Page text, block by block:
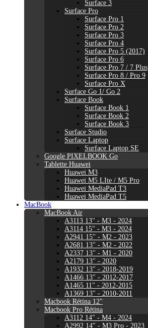
Surface 3
Surface Pro
Surface Pro 1
Surface Pro 2
Surface Pro 3
Surface Pro 4
Surface Pro 5 (2017)
Surface Pro 6
Surface Pro 7 / 7 Plus
Surface Pro 8 / Pro 9
Surface Pro X
Surface Go 1/ Go 2
Surface Book
Surface Book 1
Surface Book 2
Surface Book 3
Surface Studio
Surface Laptop
Surface Laptop SE
Google PIXELBOOK Go
Tablette Huawei
Huawei M3
Huawei M5 LIte / M5 Pro
Huawei MediaPad T3
Huawei MediaPad T5
MacBook
MacBook Air
A3113 13" - M3 - 2024
A3114 15" - M3 - 2024
A2941 15" - M2 - 2023
A2681 13" - M2 - 2022
A2337 13" - M1 - 2020
A2179 13" - 2020
A1932 13" - 2018-2019
A1466 13" - 2012-2017
A1465 11" - 2012-2015
A1369 13" - 2010-2011
Macbook Rétina 12"
Macbook Pro Rétina
A3112 14" - M4 - 2024
A2992 14" - M3 Pro - 2023